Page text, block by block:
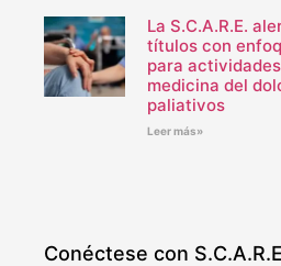
La S.C.A.R.E.
títulos con
para
medicina del
paliativos
Leer más»
Conéctese con